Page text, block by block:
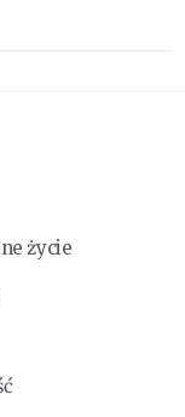
życie